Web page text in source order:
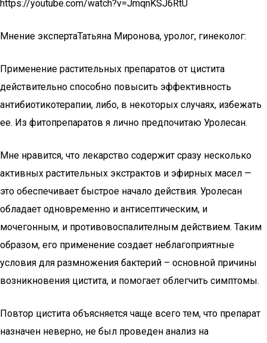
https://youtube.com/watch?v=JmqnKSJ6RtU
Мнение экспертаТатьяна Миронова, уролог, гинеколог:
Применение растительных препаратов от цистита
действительно способно повысить эффективность
антибиотикотерапии, либо, в некоторых случаях, избежать
ее. Из фитопрепаратов я лично предпочитаю Уролесан.
Мне нравится, что лекарство содержит сразу несколько
активных растительных экстрактов и эфирных масел —
это обеспечивает быстрое начало действия. Уролесан
обладает одновременно и антисептическим, и
мочегонным, и противовоспалителным действием. Таким
образом, его применение создает неблагоприятные
условия для размножения бактерий – основной причины
возникновения цистита, и помогает облегчить симптомы.
Повтор цистита объясняется чаще всего тем, что препарат
назначен неверно, не был проведен анализ на